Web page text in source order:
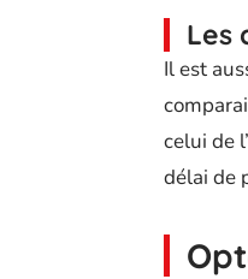
Les
Il est
celui de
délai de